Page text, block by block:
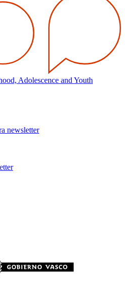
Adolescence and Youth
newsletter